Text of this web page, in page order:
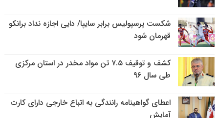
شکست پرسپولیس برابر سایپا/ دایی اجازه نداد برانکو
قهرمان شود
کشف و توقیف ۷.۵ تن مواد مخدر در استان مرکزی
طی سال ۹۶
اعطای گواهینامه رانندگی به اتباع خارجی دارای کارت
آمایش